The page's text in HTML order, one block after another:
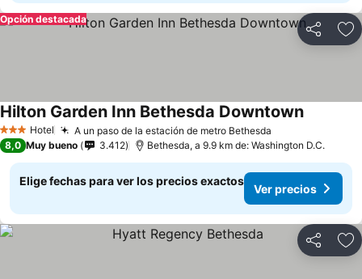
Compartir
Opción destacada
3 Estrellas
Hotel A un paso de la estación de metro Bethesda
Hilton Garden Inn Bethesda DowntownVer
8,0 Muy bueno 3.412 Bethesda, a 9.9 km de: Washington D.C.
Elige fechas para ver los precios exactos
Ver precios
Compartir